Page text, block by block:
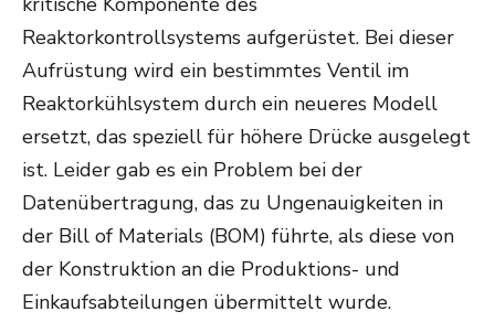
Reaktorkontrollsystems aufgerüstet. Bei dieser
Aufrüstung wird ein bestimmtes Ventil im
Reaktorkühlsystem durch ein neueres Modell
ersetzt, das speziell für höhere Drücke ausgelegt
ist. Leider gab es ein Problem bei der
Datenübertragung, das zu Ungenauigkeiten in
der Bill of Materials (BOM) führte, als diese von
der Konstruktion an die Produktions- und
Einkaufsabteilungen übermittelt wurde.